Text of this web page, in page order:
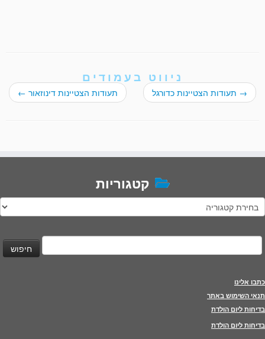
ניווט בעמודים
→ תעודות הצטיינות כדורגל תעודות הצטיינות דינוזאור ←
קטגוריות
קטגוריות
חיפוש:
כתבו אלינו
תנאי השימוש באתר
בדיחות ליום הולדת
בדיחות ליום הולדת